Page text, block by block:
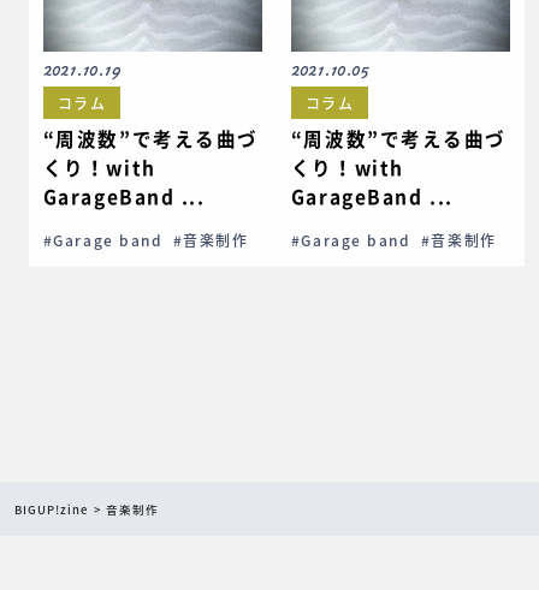
2021.10.19
コラム
“周波数”で考える曲づ
くり！with
GarageBand ...
#Garage band #音楽制作
2021.10.05
コラム
“周波数”で考える曲づ
くり！with
GarageBand ...
#Garage band #音楽制作
BIGUP!zine 音楽制作